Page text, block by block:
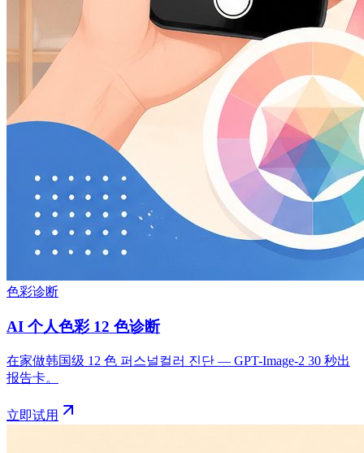
色彩诊断
AI 个人色彩 12 色诊断
在家做韩国级 12 色 퍼스널컬러 진단 — GPT-Image-2 30 秒出
报告卡。
立即试用